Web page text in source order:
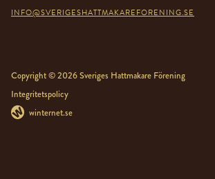
INFO@SVERIGESHATTMAKAREFORENING.SE
Copyright © 2026 Sveriges Hattmakare Förening
Integritetspolicy
winternet.se